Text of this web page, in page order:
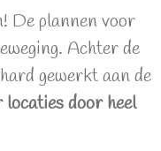
De plannen voor
Achter de
gewerkt aan de
door heel